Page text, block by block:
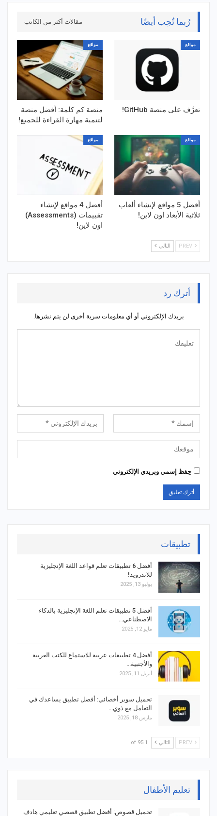
رُبما تُحِب أيضًا مقالات أكثر من الكاتب
مواقع
تعرَّف على منصة GitHub!
مواقع
منصة كم كلمة: أفضل منصة
لتنمية مهارة القراءة للجميع!
مواقع
أفضل 5 مواقع لإنشاء ألعاب
ثلاثية الأبعاد اون لاين!
مواقع
أفضل 4 مواقع لإنشاء
تقييمات (Assessments)
اون لاين!
التالي
أترك رد
بريدك الإلكتروني أو أي معلومات سرية أخرى لن يتم نشرها.
حِفظ إسمي وبريدي الإلكتروني
تطبيقات
أفضل 6 تطبيقات تعلم قواعد اللغة الإنجليزية
للاندرويد!
يوليو 13, 2025
أفضل 5 تطبيقات تعلم اللغة الإنجليزية بالذكاء
الاصطناعي…
مايو 12, 2025
أفضل 4 تطبيقات عربية للاستماع للكتب العربية
والأجنبية…
أبريل 11, 2025
تحميل سوبر أخصائي: أفضل تطبيق يساعدك في
التعامل مع ذوي…
مارس 18, 2025
التالي 1 of 95
تعليم الأطفال
تحميل قصوص: أفضل تطبيق قصصي تعليمي هادف